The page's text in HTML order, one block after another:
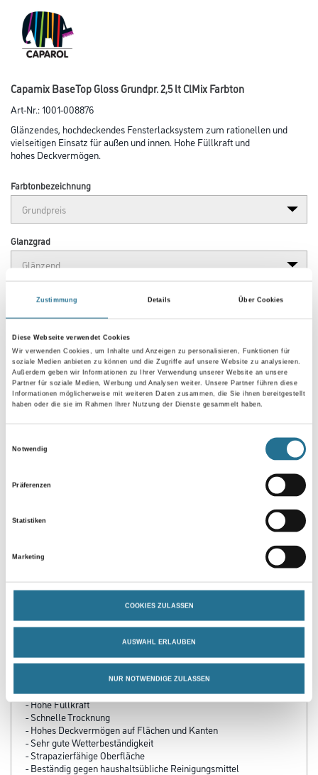
Zustimmung Details Über Cookies
Diese Webseite verwendet Cookies
Wir verwenden Cookies, um Inhalte und Anzeigen zu personalisieren, Funktionen für
soziale Medien anbieten zu können und die Zugriffe auf unsere Website zu analysieren.
Außerdem geben wir Informationen zu Ihrer Verwendung unserer Website an unsere
Partner für soziale Medien, Werbung und Analysen weiter. Unsere Partner führen diese
Informationen möglicherweise mit weiteren Daten zusammen, die Sie ihnen bereitgestellt
haben oder die sie im Rahmen Ihrer Nutzung der Dienste gesammelt haben.
Notwendig
Präferenzen
Statistiken
Marketing
COOKIES ZULASSEN
AUSWAHL ERLAUBEN
NUR NOTWENDIGE ZULASSEN
Capamix BaseTop Gloss Grundpr. 2,5 lt ClMix Farbton
Art-Nr.:1001-008876
Glänzendes, hochdeckendes Fensterlacksystem zum rationellen und
vielseitigen Einsatz für außen und innen. Hohe Füllkraft und
hohes Deckvermögen.
Farbtonbezeichnung
Glanzgrad
Gebinde
Umrechnungsfaktoren
PRODUKTEIGENSCHAFTEN
- Guter Schutz vor Feuchtigkeit
- Hohe Füllkraft
- Schnelle Trocknung
- Hohes Deckvermögen auf Flächen und Kanten
- Sehr gute Wetterbeständigkeit
- Strapazierfähige Oberfläche
- Beständig gegen haushaltsübliche Reinigungsmittel